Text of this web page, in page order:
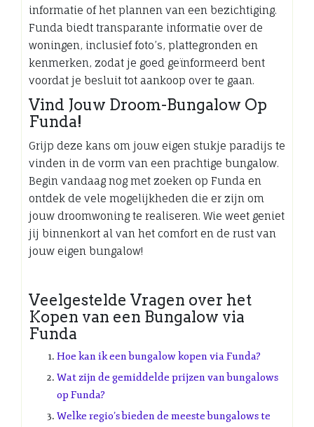
informatie of het plannen van een bezichtiging.
Funda biedt transparante informatie over de
woningen, inclusief foto’s, plattegronden en
kenmerken, zodat je goed geïnformeerd bent
voordat je besluit tot aankoop over te gaan.
Vind Jouw Droom-Bungalow Op
Funda!
Grijp deze kans om jouw eigen stukje paradijs te
vinden in de vorm van een prachtige bungalow.
Begin vandaag nog met zoeken op Funda en
ontdek de vele mogelijkheden die er zijn om
jouw droomwoning te realiseren. Wie weet geniet
jij binnenkort al van het comfort en de rust van
jouw eigen bungalow!
Veelgestelde Vragen over het
Kopen van een Bungalow via
Funda
Hoe kan ik een bungalow kopen via Funda?
Wat zijn de gemiddelde prijzen van bungalows
op Funda?
Welke regio’s bieden de meeste bungalows te